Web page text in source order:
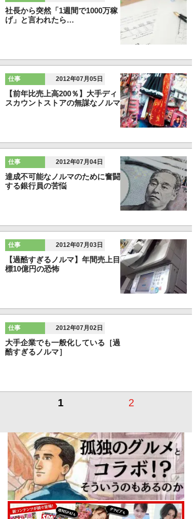
社長から突然「1週間で1000万稼
げ」と言われたら…
仕事 2012年07月05日
【前年比売上高200％】大手ディ
スカウントストアの無謀なノルマ
仕事 2012年07月04日
達成不可能なノルマのために奮闘
する銀行員の苦悩
仕事 2012年07月03日
【過酷すぎるノルマ】年間売上目
標10億円の恐怖
仕事 2012年07月02日
大手企業でも一般化している［過
酷すぎるノルマ］
1 2